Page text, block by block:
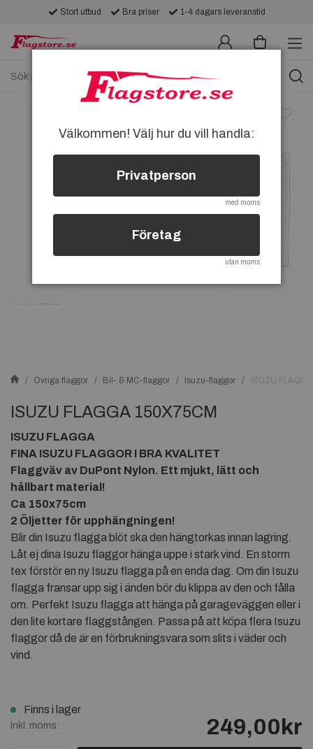
Stort utbud Bra priser 1-4 dagars leveranstid
Övriga flaggor Bil- & MC-flaggor Isuzu-flaggor ISUZU
ISUZU FLAGGA 150X75CM
ISUZU FLAGGA
FINA ISUZU FLAGGOR I BRA KVALITET
Flaggväv av DuPont Nylon. Ett mjukt, lätt och
hållbart material!
Ca 150x75cm
2 Öljetter för upphängningen!
Blir din Isuzu flagga blöt ska den hängtorkas innan lagring.
Låt ej dina Isuzu flaggor hänga uppe i stark vind. En storm
tex förstör en ny Isuzu flagga på en enda dag. Om din Isuzu
flagga fransar upp sig i änden bör du klippa av den och fålla
om. Perfekt Isuzu flagga att hänga på garageväggen eller i
den lite kortare flaggstången. Passa på att köpa flera Isuzu
flaggor då de är en förbrukningsvara som slits i väder och
vind.
Finns i lager
Inkl. moms: 249,00kr
Välkommen! Välj hur du vill handla:
Privatperson
med moms
Företag
utan moms